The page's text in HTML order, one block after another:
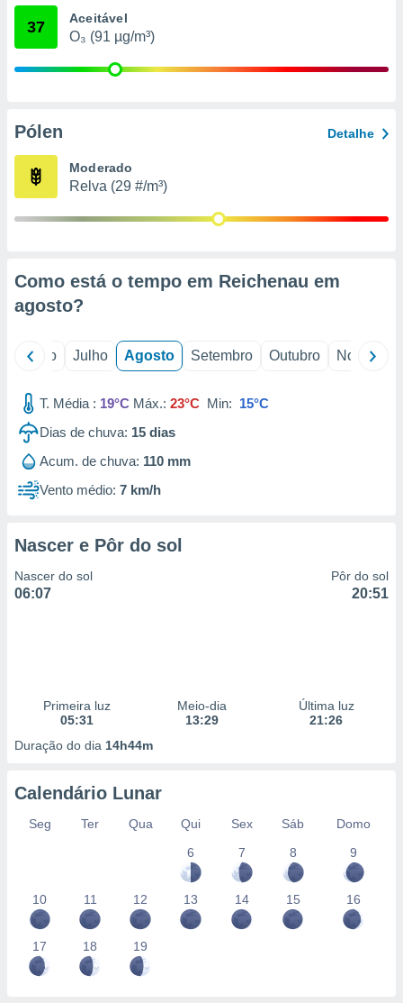
estudos
e
1199
37 Aceitável
O₃ (91 µg/m³)
Pólen Detalhe
Moderado
Relva (29 #/m³)
Como está o tempo em Reichenau em
agosto?
Junho Julho Agosto Setembro Outubro Novembro
T. Média : 19°C Máx.: 23°C Min: 15°C
Dias de chuva: 15 dias
Acum. de chuva: 110 mm
Vento médio: 7 km/h
Nascer e Pôr do sol
Nascer do sol
06:07
Pôr do sol
20:51
Primeira luz
05:31
Meio-dia
13:29
Última luz
21:26
Duração do dia 14h44m
Calendário Lunar
Seg Ter Qua Qui Sex Sáb
Domo
6
7 8 9
10 11 12 13 14 15 16
17 18 19